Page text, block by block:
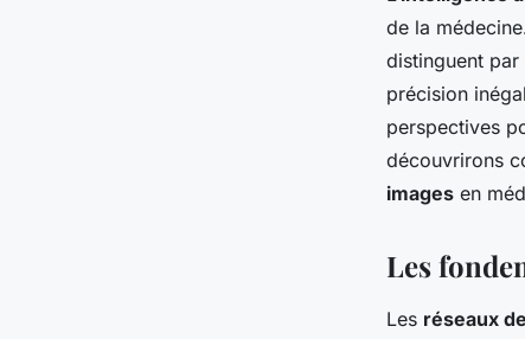
l'utilisation des
pour la
6 min de lecture
de la
distinguent
précision
perspectives
découvrirons
images en
Les
Les réseaux